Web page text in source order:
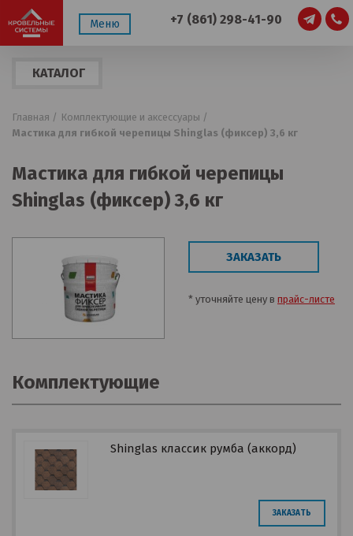
Меню +7 (861) 298-41-90
КАТАЛОГ
Главная / Комплектующие и аксессуары /
Мастика для гибкой черепицы Shinglas (фиксер) 3,6 кг
Мастика для гибкой черепицы
Shinglas (фиксер) 3,6 кг
ЗАКАЗАТЬ
* уточняйте цену в прайс-листе
Комплектующие
Shinglas классик румба (аккорд)
ЗАКАЗАТЬ